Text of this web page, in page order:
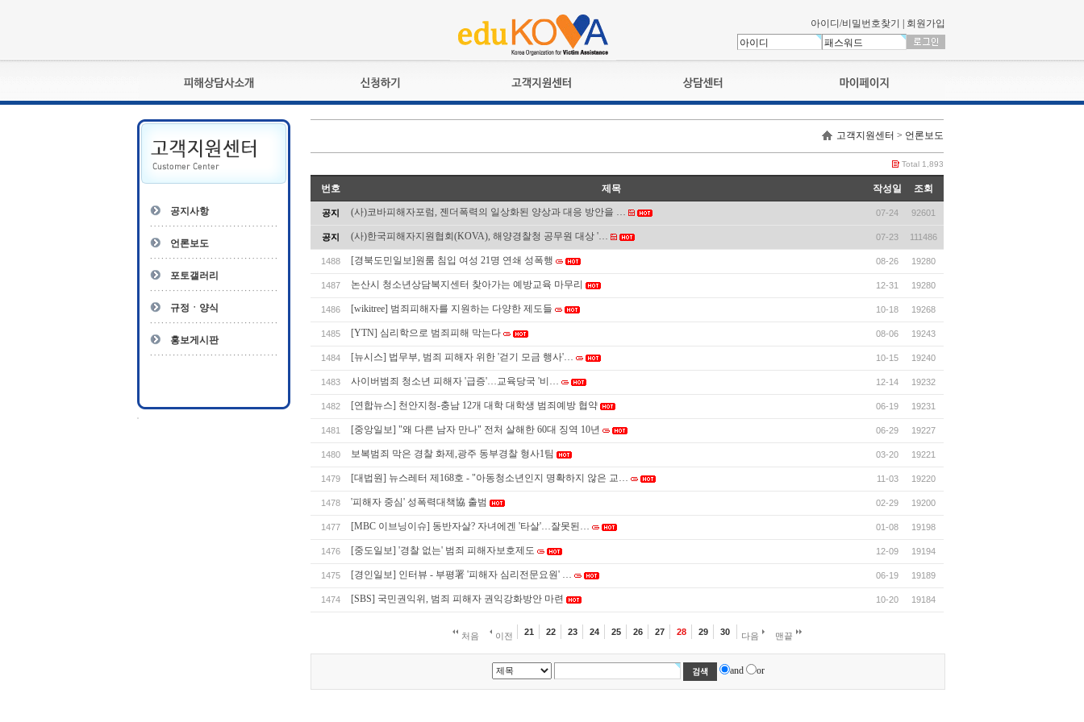
아이디/비밀번호찾기 회원가입
피해상담사란?
자격관리규정
상담사 자격증 확인
- 피해상담사 1급
- 전문수련감독자
- 전문수련기관
교육훈련
자격심사
자격복원
공지사항
규정ㆍ양식
상담접수
나의신청내역
교육영상강의실
회원정보
나의 신청비
나의활동내역
나의 연회비
공지사항
언론보도
포토갤러리
규정ㆍ양식
홍보게시판
고객지원센터 > 언론보도
Total 1,893
번호 제목 작성일 조회
공지 (사)코바피해자포럼, 젠더폭력의 일상화된 양상과 대응 방안을 … 07-24 92601
공지 (사)한국피해자지원협회(KOVA), 해양경찰청 공무원 대상 '… 07-23 111486
1488 [경북도민일보]원룸 침입 여성 21명 연쇄 성폭행 08-26 19280
1487 논산시 청소년상담복지센터 찾아가는 예방교육 마무리 12-31 19280
1486 [wikitree] 범죄피해자를 지원하는 다양한 제도들 10-18 19268
1485 [YTN] 심리학으로 범죄피해 막는다 08-06 19243
1484 [뉴시스] 법무부, 범죄 피해자 위한 '걷기 모금 행사'… 10-15 19240
1483 사이버범죄 청소년 피해자 '급증'…교육당국 '비… 12-14 19232
1482 [연합뉴스] 천안지청-충남 12개 대학 대학생 범죄예방 협약 06-19 19231
1481 [중앙일보] "왜 다른 남자 만나" 전처 살해한 60대 징역 10년 06-29 19227
1480 보복범죄 막은 경찰 화제,광주 동부경찰 형사1팀 03-20 19221
1479 [대법원] 뉴스레터 제168호 - "아동청소년인지 명확하지 않은 교… 11-03 19220
1478 '피해자 중심' 성폭력대책協 출범 02-29 19200
1477 [MBC 이브닝이슈] 동반자살? 자녀에겐 '타살'…잘못된… 01-08 19198
1476 [중도일보] '경찰 없는' 범죄 피해자보호제도 12-09 19194
1475 [경인일보] 인터뷰 - 부평署 '피해자 심리전문요원' … 06-19 19189
1474 [SBS] 국민권익위, 범죄 피해자 권익강화방안 마련 10-20 19184
처음 이전 21 22 23 24 25 26 27 28 29 30 다음 맨끝
and or